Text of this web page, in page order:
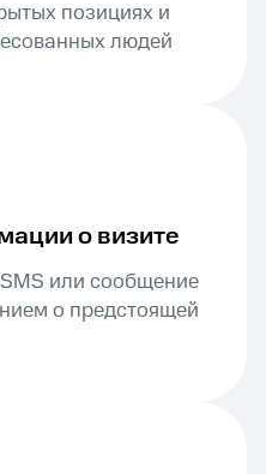
позициях и
людей
о визите
или сообщение
о предстоящей